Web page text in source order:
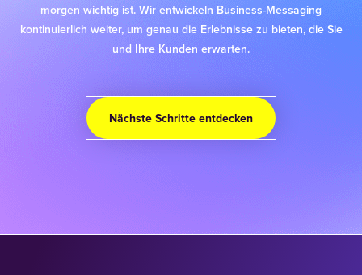
morgen wichtig ist. Wir entwickeln Business-Messaging
kontinuierlich weiter, um genau die Erlebnisse zu bieten, die Sie
und Ihre Kunden erwarten.
Nächste Schritte entdecken